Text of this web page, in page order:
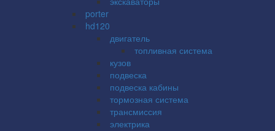
porter
hd120
двигатель
топливная система
кузов
подвеска
подвеска кабины
тормозная система
трансмиссия
электрика